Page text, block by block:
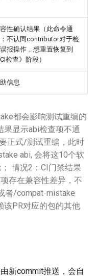
性确认结果（此命令通
不认同contributor对于检
报操作，想重置恢复到
检查》阶段）
信息
都会影响测试重编的
果显示abi检查项不通
正式/测试重编，此时
abi, 会将这10个软
情况2：CI门禁结果
存在兼容性差异，不
者/compat-mistake
PR对应的包的其他
新commit推送，会自